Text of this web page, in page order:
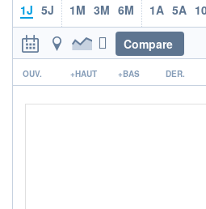
OUVERTURE
0,0002
0,0002
1J 5J 1M 3M 6M 1A 5A
Compare
r
OUV. +HAUT +BAS DER.